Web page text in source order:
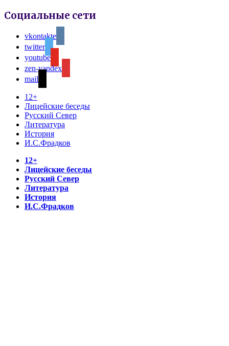
Социальные сети
vkontakte
twitter
youtube
zen-yandex
mail
12+
Лицейские беседы
Русский Север
Литература
История
И.С.Фрадков
12+
Лицейские беседы
Русский Север
Литература
История
И.С.Фрадков